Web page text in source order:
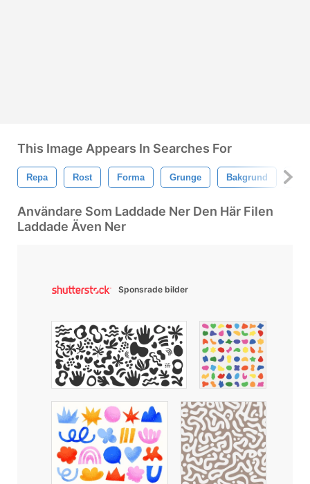
This Image Appears In Searches For
Repa Rost Forma Grunge Bakgrund
Användare Som Laddade Ner Den Här Filen
Laddade Även Ner
Sponsrade bilder